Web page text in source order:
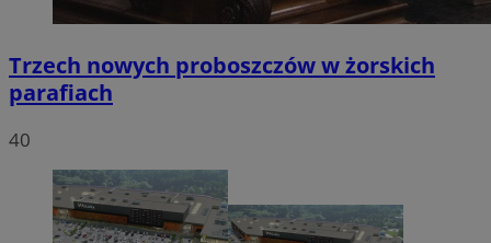
Trzech nowych proboszczów w żorskich
parafiach
40